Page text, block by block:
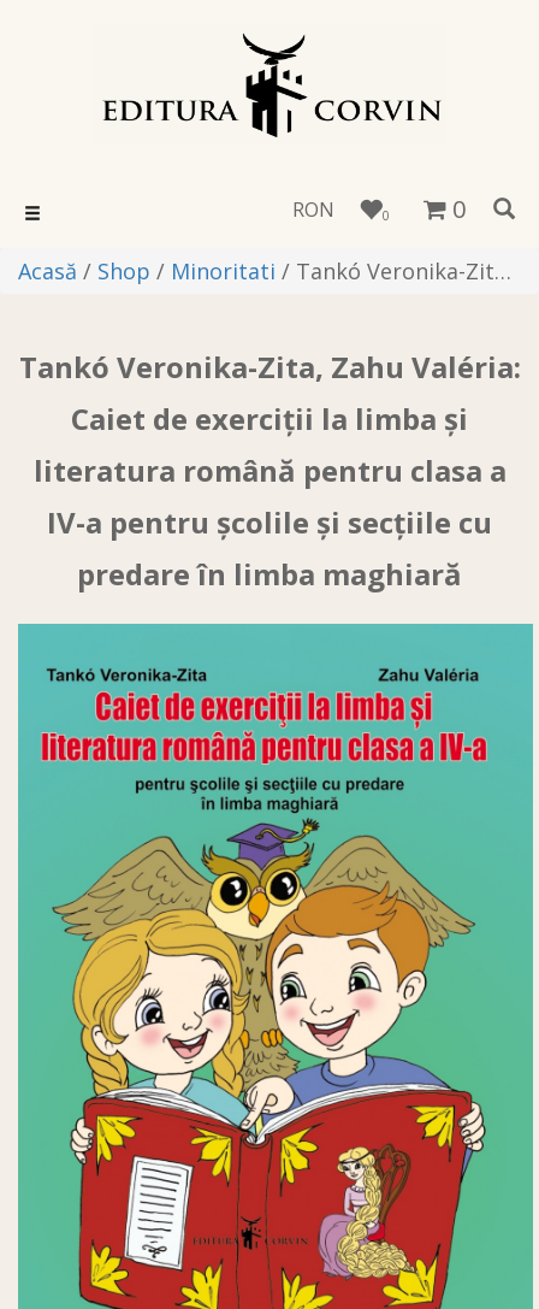
Toggle
0
0
RON
Acasă / Shop / Minoritati / Tankó Veronika-Zita, Zahu Valéria: Caiet de exerciţii la limba şi literatura română pentru clasa a IV-a pentru școlile și secțiile cu predare în limba maghiară
Tankó Veronika-Zita, Zahu Valéria:
Caiet de exerciţii la limba şi
literatura română pentru clasa a
IV-a pentru școlile și secțiile cu
predare în limba maghiară